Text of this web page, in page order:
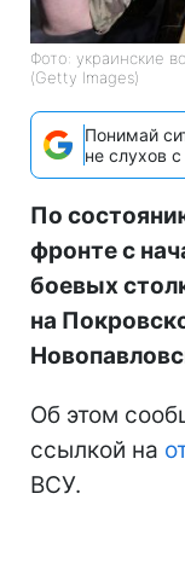
Фото: украинские
(Getty Images)
Понимай
не слухов с
По
фронте с
боевых
на
Об этом
ссылкой на
ВСУ.